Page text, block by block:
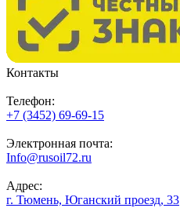
Контакты
Телефон:
+7 (3452) 69-69-15
Электронная почта:
Info@rusoil72.ru
Адрес:
г. Тюмень, Юганский проезд, 33